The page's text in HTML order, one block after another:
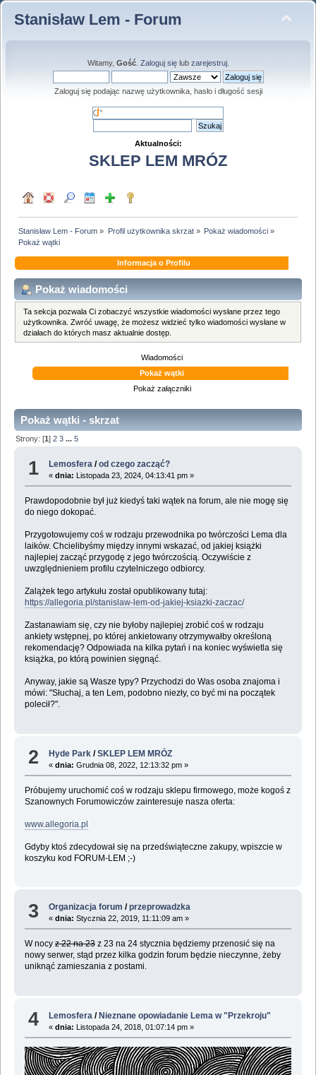
Stanisław Lem - Forum
Witamy, Gość. Zaloguj sięlub zarejestruj.
Zaloguj się podając nazwę użytkownika, hasło i długość sesji
Aktualności:
SKLEP LEM MRÓZ
Stanisław Lem - Forum » Profil użytkownika skrzat» Pokaż wiadomości»
Pokaż wątki
Informacja o Profilu
Pokaż wiadomości
Ta sekcja pozwala Ci zobaczyć wszystkie wiadomości wysłane przez tego
użytkownika. Zwróć uwagę, że możesz widzieć tylko wiadomości wysłane w
działach do których masz aktualnie dostęp.
Wiadomości
Pokaż wątki
Pokaż załączniki
Pokaż wątki - skrzat
Strony: [1]2 3 ...5
1 Lemosfera /od czego zacząć?
«dnia: Listopada 23, 2024, 04:13:41 pm »
Prawdopodobnie był już kiedyś taki wątek na forum, ale nie mogę się
do niego dokopać.
Przygotowujemy coś w rodzaju przewodnika po twórczości Lema dla
laików. Chcielibyśmy między innymi wskazać, od jakiej książki
najlepiej zacząć przygodę z jego twórczością. Oczywiście z
uwzględnieniem profilu czytelniczego odbiorcy.
Zalążek tego artykułu został opublikowany tutaj:
https://allegoria.pl/stanislaw-lem-od-jakiej-ksiazki-zaczac/
Zastanawiam się, czy nie byłoby najlepiej zrobić coś w rodzaju
ankiety wstępnej, po której ankietowany otrzymywałby określoną
rekomendację? Odpowiada na kilka pytań i na koniec wyświetla się
książka, po którą powinien sięgnąć.
Anyway, jakie są Wasze typy? Przychodzi do Was osoba znajoma i
mówi: "Słuchaj, a ten Lem, podobno niezły, co być mi na początek
polecił?".
2 Hyde Park /SKLEP LEM MRÓZ
«dnia: Grudnia 08, 2022, 12:13:32 pm »
Próbujemy uruchomić coś w rodzaju sklepu firmowego, może kogoś z
Szanownych Forumowiczów zainteresuje nasza oferta:
www.allegoria.pl
Gdyby ktoś zdecydował się na przedświąteczne zakupy, wpiszcie w
koszyku kod FORUM-LEM ;-)
3 Organizacja forum /przeprowadzka
«dnia: Stycznia 22, 2019, 11:11:09 am »
W nocy z 22 na 23z 23 na 24 stycznia będziemy przenosić się na
nowy serwer, stąd przez kilka godzin forum będzie nieczynne, żeby
uniknąć zamieszania z postami.
4 Lemosfera /Nieznane opowiadanie Lema w "Przekroju"
«dnia: Listopada 24, 2018, 01:07:14 pm »